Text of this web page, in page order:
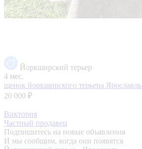
Йоркширский терьер
4 мес.
щенок йоркширского терьера Ярославль
20 000 ₽
Виктория
Частный продавец
Подпишитесь на новые объявления
И мы сообщим, когда они появятся